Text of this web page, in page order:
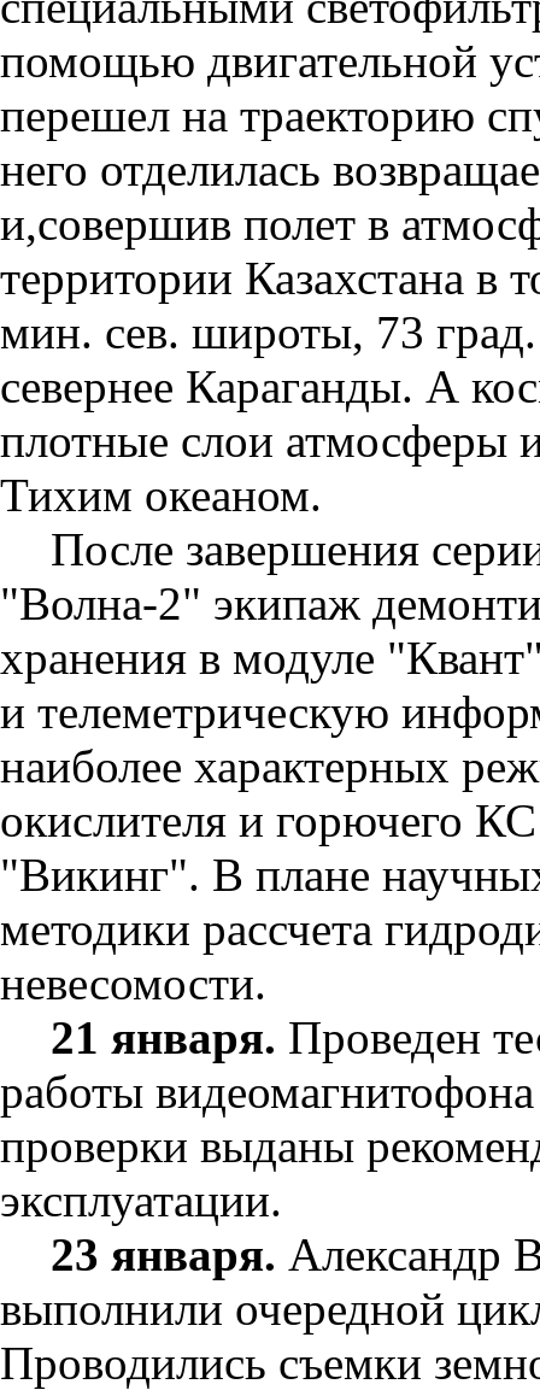
помощью двигательной
перешел на траекторию
него отделилась
и,совершив полет в
территории Казахстана в
мин. сев. широты, 73
севернее Караганды. А
плотные слои атмосферы
Тихим океаном.
После завершения
"Волна-2" экипаж
хранения в модуле
и телеметрическую
наиболее характерных
окислителя и горючего
"Викинг". В плане
методики рассчета
невесомости.
21 января. Проведен
работы
проверки выданы
эксплуатации.
23 января. Александр
выполнили очередной
Проводились съемки